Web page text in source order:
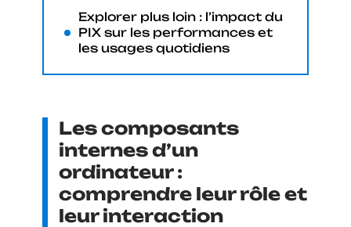
Explorer plus loin : l’impact du
PIX sur les performances et
les usages quotidiens
Les composants
internes d’un
ordinateur :
comprendre leur rôle et
leur interaction